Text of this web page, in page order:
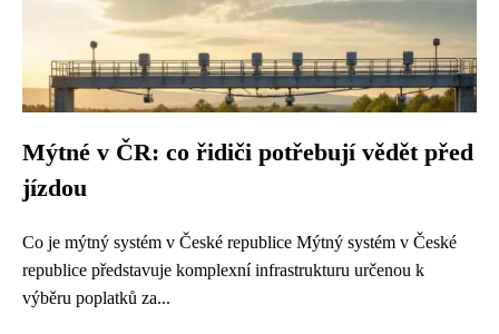
Mýtné v ČR: co řidiči potřebují vědět před
jízdou
Co je mýtný systém v České republice Mýtný systém v České
republice představuje komplexní infrastrukturu určenou k
výběru poplatků za...